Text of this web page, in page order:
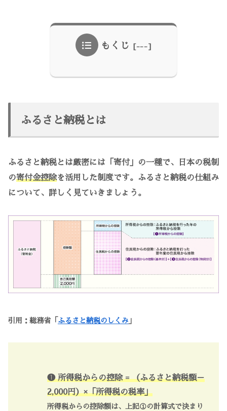
もくじ
ふるさと納税とは
ふるさと納税とは厳密には「寄付」の一種で、日本の税制
の寄付金控除を活用した制度です。ふるさと納税の仕組み
について、詳しく見ていきましょう。
引用：総務省「 ふるさと納税のしくみ 」
❶ 所得税からの控除 = （ふるさと納税額－
2,000円）×「所得税の税率」
所得税からの控除額は、上記①の計算式で決まり